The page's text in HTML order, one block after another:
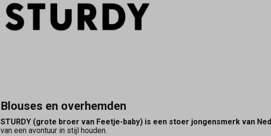
Blouses en overhemden
STURDY (grote broer van Feetje-baby) is een stoer jongensmerk van
van een avontuur in stijl houden.